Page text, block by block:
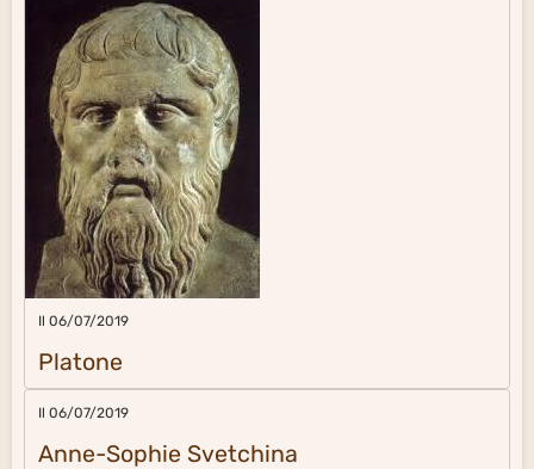
Il 06/07/2019
Platone
Il 06/07/2019
Anne-Sophie Svetchina